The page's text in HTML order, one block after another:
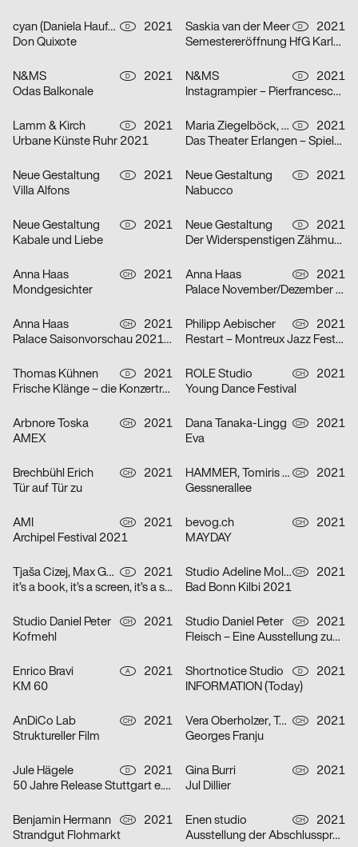
cyan (Daniela Haufe + Detlef Fiedler) D
2021
Don Quixote
Saskia van der Meer D
2021
Semestereröffnung HfG Karlsruhe
N&MS D
2021
Odas Balkonale
N&MS D
2021
Instagrampier – Pierfrancesco Celada
Lamm & Kirch D
2021
Urbane Künste Ruhr 2021
Maria Ziegelböck, Neue Gestaltung D
2021
Das Theater Erlangen – Spielzeit 2021/22
Neue Gestaltung D
2021
Villa Alfons
Neue Gestaltung D
2021
Nabucco
Neue Gestaltung D
2021
Kabale und Liebe
Neue Gestaltung D
2021
Der Widerspenstigen Zähmung
Anna Haas CH
2021
Mondgesichter
Anna Haas CH
2021
Palace November/Dezember 2021
Anna Haas CH
2021
Palace Saisonvorschau 2021/22
Philipp Aebischer CH
2021
Restart – Montreux Jazz Festival 2021
Thomas Kühnen D
2021
Frische Klänge – die Konzertreihe
ROLE Studio CH
2021
Young Dance Festival
Arbnore Toska CH
2021
AMEX
Dana Tanaka-Lingg CH
2021
Eva
Brechbühl Erich CH
2021
Tür auf Tür zu
HAMMER, Tomiris Shyngyssova CH
2021
Gessnerallee
AMI CH
2021
Archipel Festival 2021
bevog.ch CH
2021
MAYDAY
Tjaša Cizej, Max Gültig, Laura Hähnel, Basil Haug D
2021
it’s a book, it’s a screen, it’s a space in between
Studio Adeline Mollard, Coboi CH
2021
Bad Bonn Kilbi 2021
Studio Daniel Peter CH
2021
Kofmehl
Studio Daniel Peter CH
2021
Fleisch – Eine Ausstellung zum Innenleben
Enrico Bravi A
2021
KM 60
Shortnotice Studio D
2021
INFORMATION (Today)
AnDiCo Lab CH
2021
Struktureller Film
Vera Oberholzer, Tonja Wüthrich CH
2021
Georges Franju
Jule Hägele D
2021
50 Jahre Release Stuttgart e. V.
Gina Burri CH
2021
Jul Dillier
Benjamin Hermann CH
2021
Strandgut Flohmarkt
Enen studio CH
2021
Ausstellung der Abschlussprojekte 2021 HEAD